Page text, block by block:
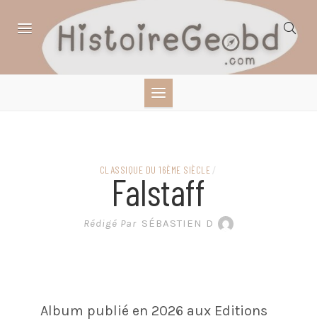
SCIENCES,
LITTÉRATURE EN
BANDE DESSINÉE
CLASSIQUE DU 16ÈME SIÈCLE /
Falstaff
Rédigé Par SÉBASTIEN D
Album publié en 2026 aux Editions